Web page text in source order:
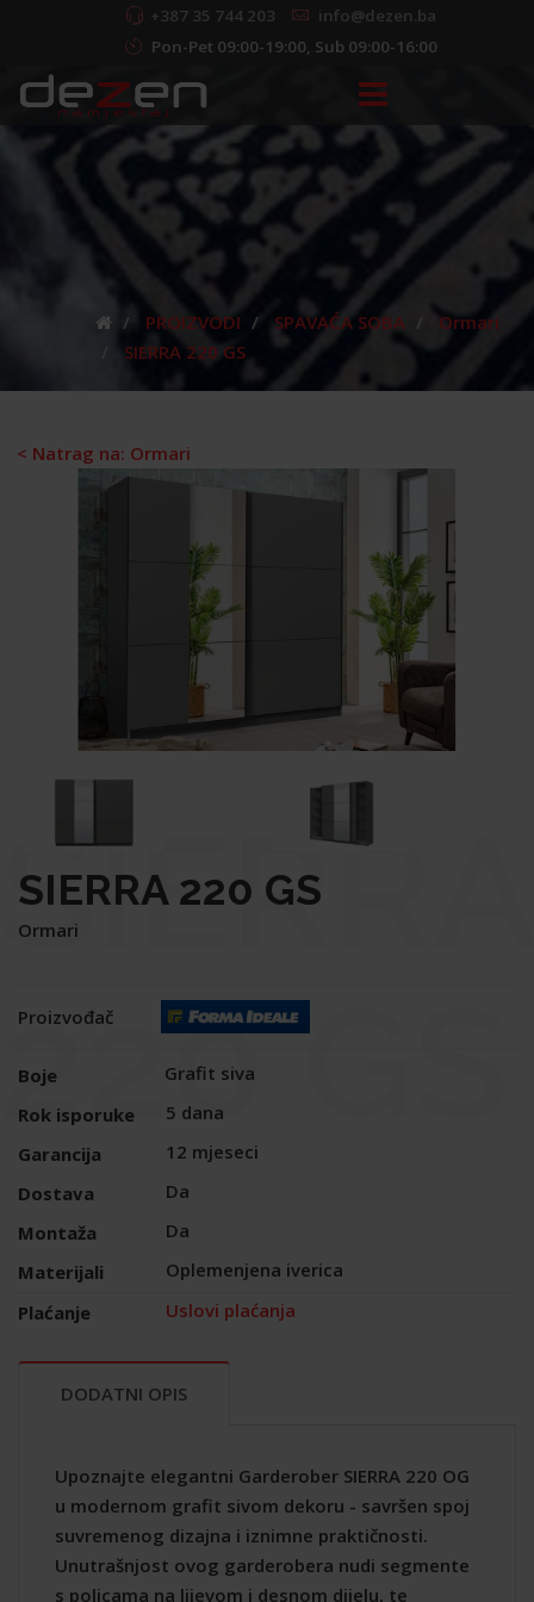
+387 35 744 203
info@dezen.ba
Pon-Pet 09:00-19:00, Sub 09:00-16:00
PROIZVODI SPAVAĆA SOBA
Ormari
SIERRA 220 GS
< Natrag na: Ormari
SIERRA
220 GS
SIERRA 220 GS
Ormari
Proizvođač
Boje
Grafit siva
Rok isporuke
5 dana
Garancija
12 mjeseci
Dostava
Da
Montaža
Da
Materijali
Oplemenjena iverica
Plaćanje
Uslovi plaćanja
DODATNI OPIS
Upoznajte elegantni Garderober SIERRA 220 OG
u modernom grafit sivom dekoru - savršen spoj
suvremenog dizajna i iznimne praktičnosti.
Unutrašnjost ovog garderobera nudi segmente
s policama na lijevom i desnom dijelu, te